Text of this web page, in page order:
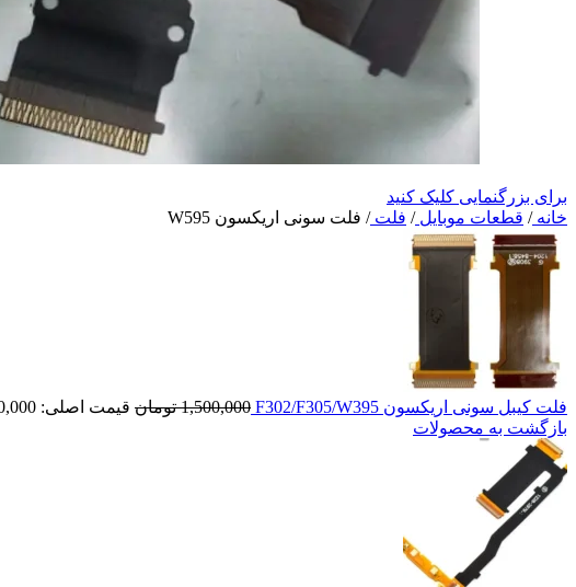
برای بزرگنمایی کلیک کنید
خانه/ قطعات موبایل/ فلت/ فلت سونی اریکسون W595
فلت کیبل سونی اریکسون F302/F305/W395 1,500,000 تومان قیمت اصلی: 1,500,000 تومان بود.
بازگشت به محصولات